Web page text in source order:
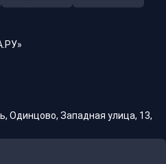
Одинцово, Западная улица, 13,